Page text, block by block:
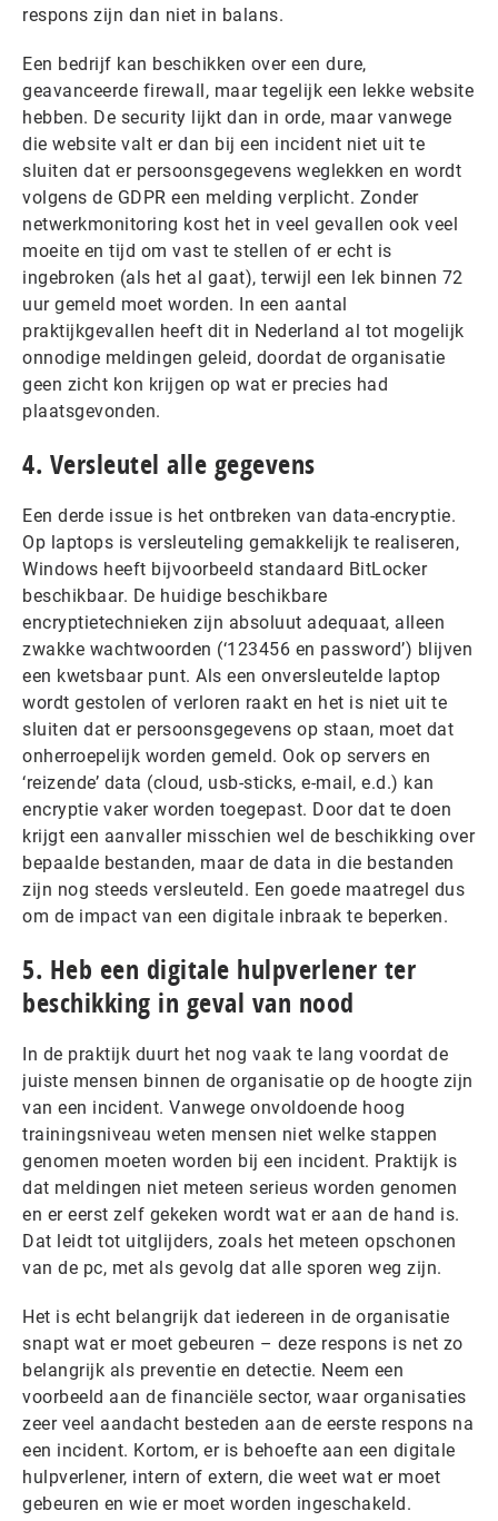
respons zijn dan niet in balans.
Een bedrijf kan beschikken over een dure,
geavanceerde firewall, maar tegelijk een lekke website
hebben. De security lijkt dan in orde, maar vanwege
die website valt er dan bij een incident niet uit te
sluiten dat er persoonsgegevens weglekken en wordt
volgens de GDPR een melding verplicht. Zonder
netwerkmonitoring kost het in veel gevallen ook veel
moeite en tijd om vast te stellen of er echt is
ingebroken (als het al gaat), terwijl een lek binnen 72
uur gemeld moet worden. In een aantal
praktijkgevallen heeft dit in Nederland al tot mogelijk
onnodige meldingen geleid, doordat de organisatie
geen zicht kon krijgen op wat er precies had
plaatsgevonden.
4. Versleutel alle gegevens
Een derde issue is het ontbreken van data-encryptie.
Op laptops is versleuteling gemakkelijk te realiseren,
Windows heeft bijvoorbeeld standaard BitLocker
beschikbaar. De huidige beschikbare
encryptietechnieken zijn absoluut adequaat, alleen
zwakke wachtwoorden (‘123456 en password’) blijven
een kwetsbaar punt. Als een onversleutelde laptop
wordt gestolen of verloren raakt en het is niet uit te
sluiten dat er persoonsgegevens op staan, moet dat
onherroepelijk worden gemeld. Ook op servers en
‘reizende’ data (cloud, usb-sticks, e-mail, e.d.) kan
encryptie vaker worden toegepast. Door dat te doen
krijgt een aanvaller misschien wel de beschikking over
bepaalde bestanden, maar de data in die bestanden
zijn nog steeds versleuteld. Een goede maatregel dus
om de impact van een digitale inbraak te beperken.
5. Heb een digitale hulpverlener ter
beschikking in geval van nood
In de praktijk duurt het nog vaak te lang voordat de
juiste mensen binnen de organisatie op de hoogte zijn
van een incident. Vanwege onvoldoende hoog
trainingsniveau weten mensen niet welke stappen
genomen moeten worden bij een incident. Praktijk is
dat meldingen niet meteen serieus worden genomen
en er eerst zelf gekeken wordt wat er aan de hand is.
Dat leidt tot uitglijders, zoals het meteen opschonen
van de pc, met als gevolg dat alle sporen weg zijn.
Het is echt belangrijk dat iedereen in de organisatie
snapt wat er moet gebeuren – deze respons is net zo
belangrijk als preventie en detectie. Neem een
voorbeeld aan de financiële sector, waar organisaties
zeer veel aandacht besteden aan de eerste respons na
een incident. Kortom, er is behoefte aan een digitale
hulpverlener, intern of extern, die weet wat er moet
gebeuren en wie er moet worden ingeschakeld.